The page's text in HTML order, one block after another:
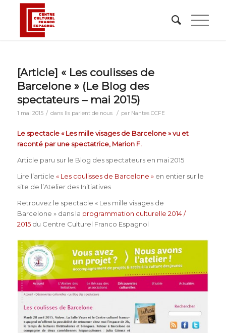
[Article] « Les coulisses de
Barcelone » (Le Blog des
spectateurs – mai 2015)
1 mai 2015 / dans Ils parlent de nous / par Nantes CCFE
Le spectacle « Les mille visages de Barcelone » vu et
raconté par une spectatrice, Marion F.
Article paru sur le Blog des spectateurs en mai 2015
Lire l’article « Les coulisses de Barcelone »en entier sur le
site de l’Atelier des Initiatives
Retrouvez le spectacle « Les mille visages de
Barcelone » dans la programmation culturelle 2014 /
2015du Centre Culturel Franco Espagnol